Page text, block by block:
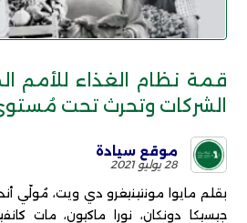
قمة نظام الغذاء للأمم
الشركات وتحرث تحت
موقع سيادة
28 يوليو 2021
بقلم مايوا مونتينيغرو دي ويت، مُولّي
جيسيكا دونكان، نورا ماكيون، مات